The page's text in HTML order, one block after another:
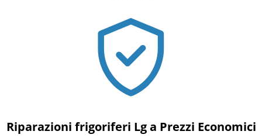
Riparazioni frigoriferi Lg a Prezzi Economici